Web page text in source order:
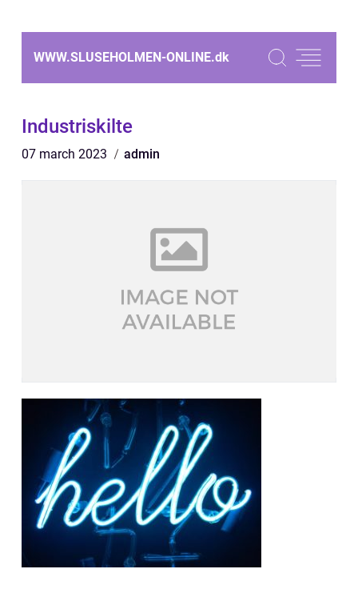
WWW.SLUSEHOLMEN-ONLINE.dk
Industriskilte
07 march 2023 admin